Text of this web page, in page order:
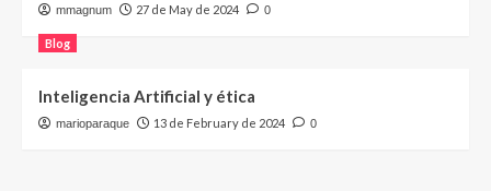
mmagnum 27 de May de 2024 0
Blog
Inteligencia Artificial y ética
marioparaque 13 de February de 2024 0